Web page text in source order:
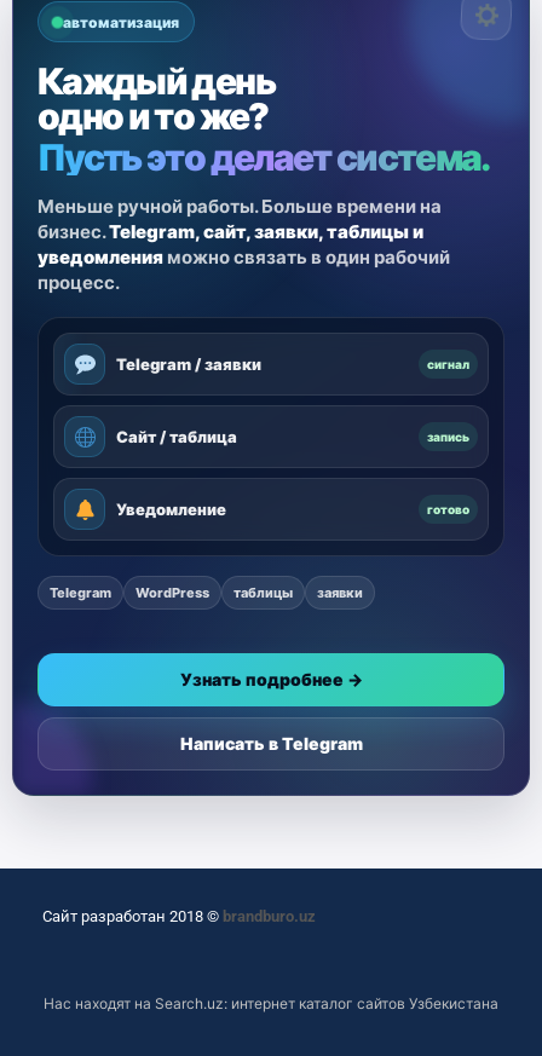
автоматизация
Каждый день
одно и то же?
Пусть это делает система.
Меньше ручной работы. Больше времени на
бизнес.Telegram, сайт, заявки, таблицы и
уведомления можно связать в один рабочий
процесс.
Telegram / заявки сигнал
Сайт / таблица запись
Уведомление готово
Telegram WordPress таблицы заявки
Узнать подробнее →
Написать в Telegram
Сайт разработан 2018 © brandburo.uz
Нас находят на Search.uz: интернет каталог сайтов Узбекистана